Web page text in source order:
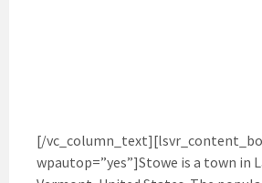
[/
wpautop=”yes”]Stowe is a town in